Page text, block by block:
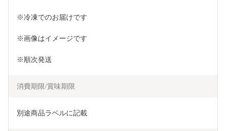
※冷凍でのお届けです
※画像はイメージです
※順次発送
消費期限/賞味期限
別途商品ラベルに記載